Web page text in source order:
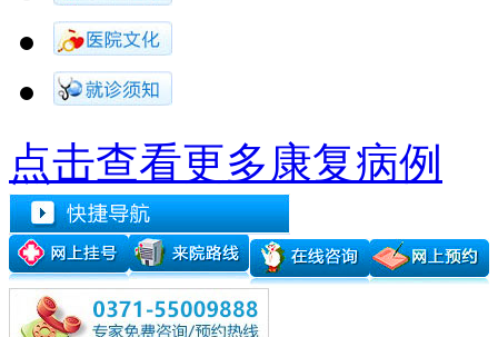
点击查看更多康复病例